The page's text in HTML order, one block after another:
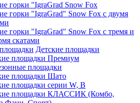
горки "IgraGrad Snow Fox
горки "IgraGrad" Snow Fox с двумя
горки "IgraGrad" Snow Fox с тремя и
скатами
Детские площадки
площадки Премиум
площадки
площадки Шато
площадки серии W, В
площадки КЛАССИК (Комбо,